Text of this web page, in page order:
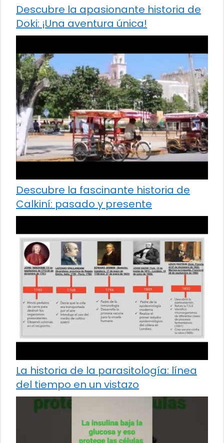
Descubre la apasionante historia de
Doki: ¡Una aventura única!
Descubre la fascinante historia de
Calkiní: pasado y presente
La historia de la parasitología: línea
del tiempo en un vistazo